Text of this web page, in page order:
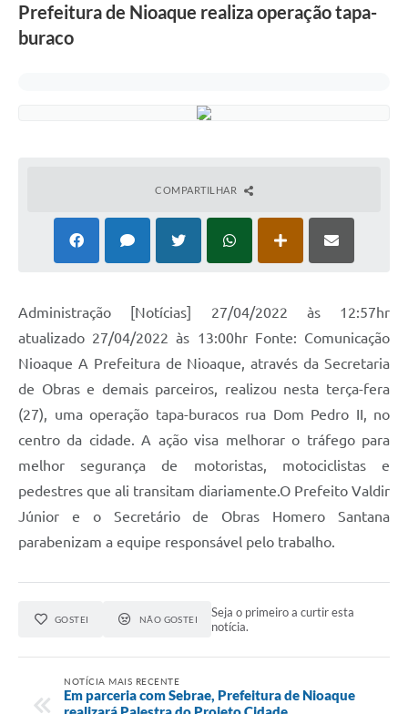
Prefeitura de Nioaque realiza operação tapa-
buraco
COMPARTILHAR
Administração [Notícias] 27/04/2022 às 12:57hr
atualizado 27/04/2022 às 13:00hr Fonte: Comunicação
Nioaque A Prefeitura de Nioaque, através da Secretaria
de Obras e demais parceiros, realizou nesta terça-fera
(27), uma operação tapa-buracos rua Dom Pedro II, no
centro da cidade. A ação visa melhorar o tráfego para
melhor segurança de motoristas, motociclistas e
pedestres que ali transitam diariamente.O Prefeito Valdir
Júnior e o Secretário de Obras Homero Santana
parabenizam a equipe responsável pelo trabalho.
GOSTEI NÃO GOSTEI
Seja o primeiro a curtir esta
notícia.
NOTÍCIA MAIS RECENTE
Em parceria com Sebrae, Prefeitura de Nioaque